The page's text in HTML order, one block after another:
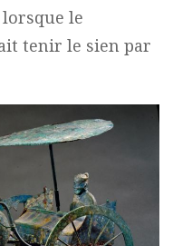
le
tenir le sien par